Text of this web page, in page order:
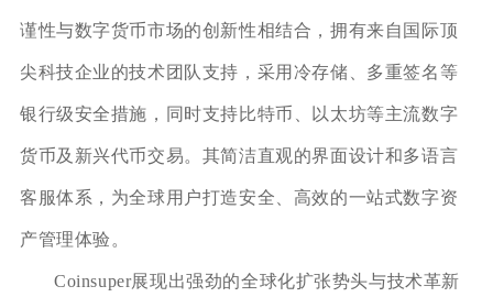
谨性与数字货币市场的创新性相结合，拥有来自国际顶
尖科技企业的技术团队支持，采用冷存储、多重签名等
银行级安全措施，同时支持比特币、以太坊等主流数字
货币及新兴代币交易。其简洁直观的界面设计和多语言
客服体系，为全球用户打造安全、高效的一站式数字资
产管理体验。
Coinsuper展现出强劲的全球化扩张势头与技术革新